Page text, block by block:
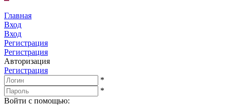
Главная
Вход
Вход
Регистрация
Регистрация
Авторизация
Регистрация
*
*
Войти с помощью: